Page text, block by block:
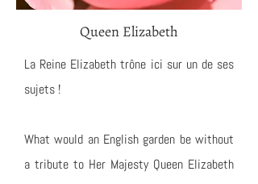
Queen Elizabeth
La Reine Elizabeth trône ici sur un de ses
sujets !
What would an English garden be without
a tribute to Her Majesty Queen Elizabeth